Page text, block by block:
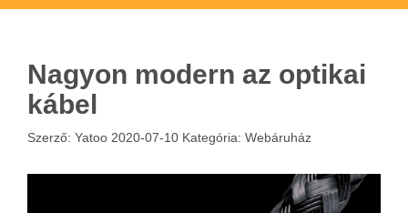
Nagyon modern az optikai
kábel
Szerző: Yatoo 2020-07-10 Kategória: Webáruház